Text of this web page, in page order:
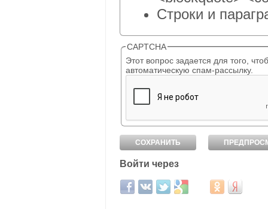
Строки и
CAPTCHA
Этот вопрос задается для того, чтобы выяснить,
автоматическую спам-рассылку.
Войти через
Login with Facebook
Login with ВКонтакте
Login with Twitter
Login with Google
Login with Mail.ru
Login with
Login